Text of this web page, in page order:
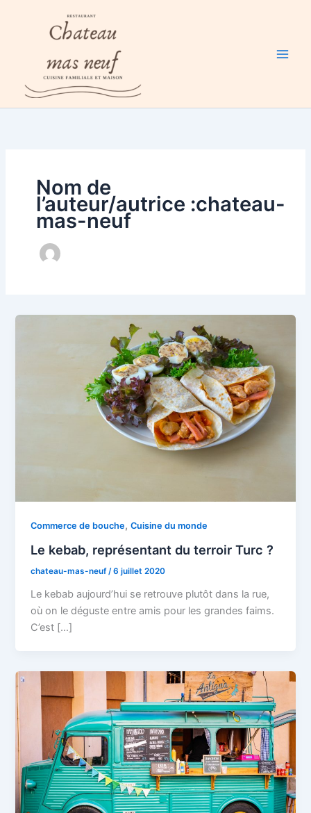
Nom de
l’auteur/autrice :chateau-
mas-neuf
Commerce de bouche,Cuisine du monde
Le kebab, représentant du terroir Turc ?
chateau-mas-neuf/6 juillet 2020
Le kebab aujourd’hui se retrouve plutôt dans la rue,
où on le déguste entre amis pour les grandes faims.
C’est […]